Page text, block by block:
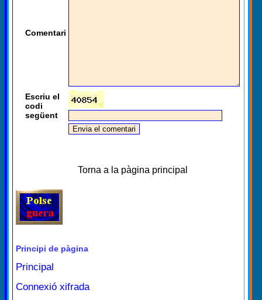
Comentari
Escriu el
codi
següent
Torna a la pàgina principal
Principi de pàgina
Principal
Connexió xifrada